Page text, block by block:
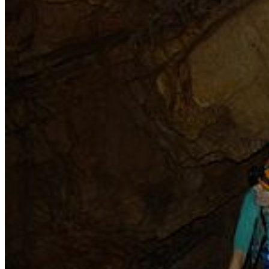
Pflanzenwachstum in Umgebung der Höhlen auswirkt. Vielleicht
gibt es hier eine bisher unerkannte Ökosystemdienstleistung zu
27. Oktober 2018 - Zweite Hälfte Costa